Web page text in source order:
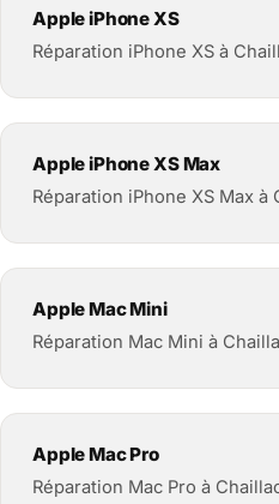
Apple iPhone XS
Réparation iPhone XS à
Apple iPhone XS Max
Réparation iPhone XS Max
Apple Mac Mini
Réparation Mac Mini à
Apple Mac Pro
Réparation Mac Pro à